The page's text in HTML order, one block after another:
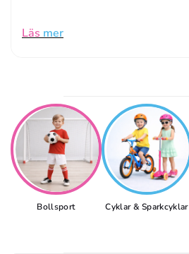
K
R
I
E
:
Läs mer
Bollsport Cyklar & Sparkcyklar